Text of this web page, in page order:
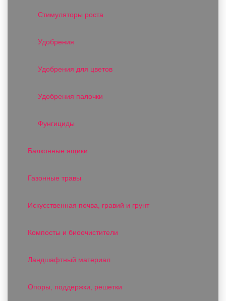
Стимуляторы роста
Удобрения
Удобрения для цветов
Удобрения палочки
Фунгициды
Балконные ящики
Газонные травы
Искусственная почва, гравий и грунт
Компосты и биоочистители
Ландшафтный материал
Опоры, поддержки, решетки